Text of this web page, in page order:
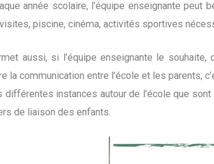
année scolaire, l’équipe enseignante peut
visites, piscine, cinéma, activités sportives
aussi, si l’équipe enseignante le
la communication entre l’école et les parents,
différentes instances autour de l’école que
de liaison des enfants.